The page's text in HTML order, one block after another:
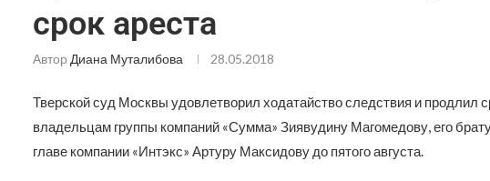
срок ареста
Автор Диана Муталибова 28.05.2018
Тверской суд Москвы удовлетворил ходатайство следствия и продлил
владельцам группы компаний «Сумма» Зиявудину Магомедову, его
главе компании «Интэкс» Артуру Максидову до пятого августа.